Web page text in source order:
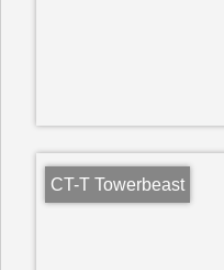
CT-T Towerbeast